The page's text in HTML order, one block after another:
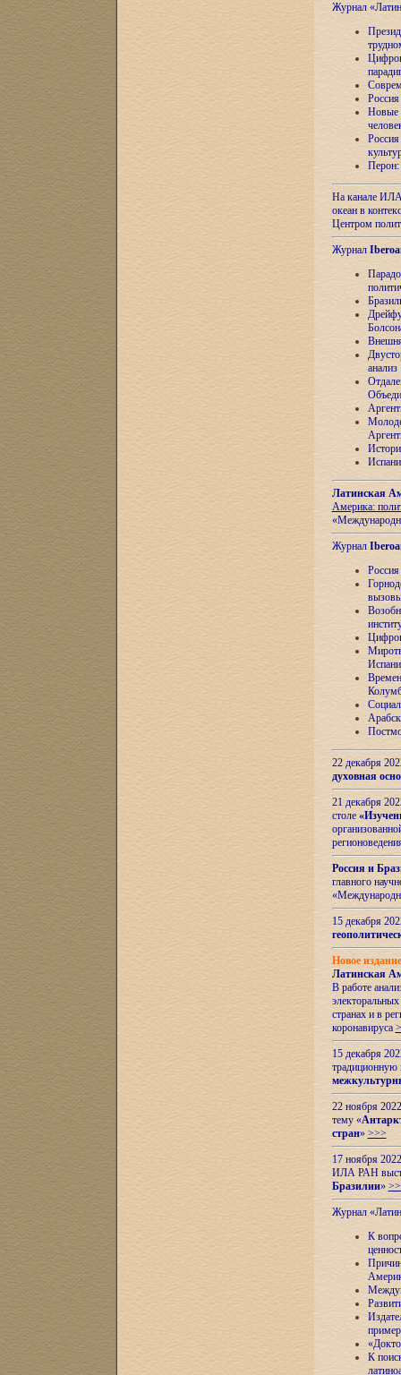
Журнал
Новые
Перон:
На канале
океан в
Центром
Журнал
анализ
Латинская
Америка:
Журнал
22 декабря
духовная
21 декабря
столе
Россия и
главного
15 декабря
Новое
Латинская
В работе
странах и в
коронавируса
15 декабря
22 ноября
тему «
стран» >>>
17 ноября
ИЛА РАН
Бразилии»
Журнал
К
К